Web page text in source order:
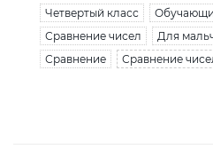
Четвертый класс
Сравнение чисел
Для
Сравнение
Сравнение